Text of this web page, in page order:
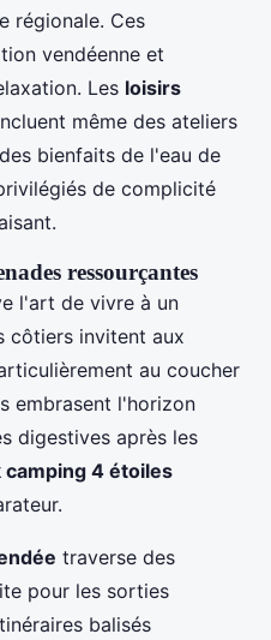
régionale. Ces
vendéenne et
Les loisirs
même des ateliers
bienfaits de l'eau de
de complicité
ressourçantes
l'art de vivre à un
côtiers invitent aux
au coucher
embrasent l'horizon
digestives après les
4 étoiles
traverse des
pour les sorties
balisés